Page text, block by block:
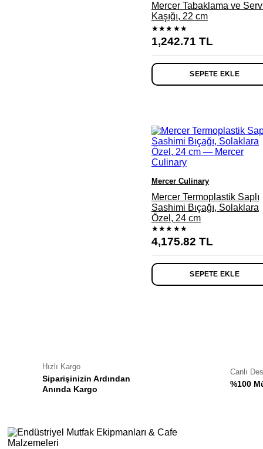
Mercer Tabaklama ve
Kaşığı, 22 cm
★★★★★
1,242.71 TL
SEPETE EKLE
Mercer Culinary
Mercer Termoplastik Saplı
Sashimi Bıçağı, Solaklara
Özel, 24 cm
★★★★★
4,175.82 TL
SEPETE EKLE
Hızlı Kargo
Siparişinizin Ardından
Anında Kargo
Canlı
%100